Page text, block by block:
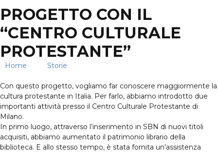
PROGETTO CON IL
“CENTRO CULTURALE
PROTESTANTE”
Home Storie
Con questo progetto, vogliamo far conoscere maggiormente la
cultura protestante in Italia. Per farlo, abbiamo introdotto due
importanti attività presso il Centro Culturale Protestante di
Milano.
In primo luogo, attraverso l’inserimento in SBN di nuovi titoli
acquisiti, abbiamo aumentato il patrimonio librario della
biblioteca. E allo stesso tempo, è stata fornita un’assistenza